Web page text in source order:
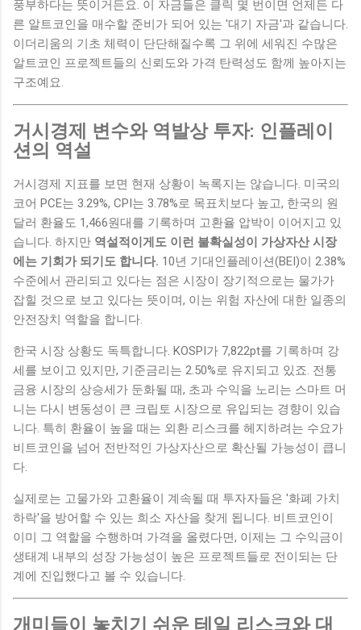
풍부하다는 뜻이거든요. 이 자금들은 클릭 몇 번이면 언제든 다
른 알트코인을 매수할 준비가 되어 있는 '대기 자금'과 같습니다.
이더리움의 기초 체력이 단단해질수록 그 위에 세워진 수많은
알트코인 프로젝트들의 신뢰도와 가격 탄력성도 함께 높아지는
구조예요.
거시경제 변수와 역발상 투자: 인플레이
션의 역설
거시경제 지표를 보면 현재 상황이 녹록지는 않습니다. 미국의
코어 PCE는 3.29%, CPI는 3.78%로 목표치보다 높고, 한국의 원
달러 환율도 1,466원대를 기록하며 고환율 압박이 이어지고 있
습니다. 하지만 역설적이게도 이런 불확실성이 가상자산 시장
에는 기회가 되기도 합니다. 10년 기대인플레이션(BEI)이 2.38%
수준에서 관리되고 있다는 점은 시장이 장기적으로는 물가가
잡힐 것으로 보고 있다는 뜻이며, 이는 위험 자산에 대한 일종의
안전장치 역할을 합니다.
한국 시장 상황도 독특합니다. KOSPI가 7,822pt를 기록하며 강
세를 보이고 있지만, 기준금리는 2.50%로 유지되고 있죠. 전통
금융 시장의 상승세가 둔화될 때, 초과 수익을 노리는 스마트 머
니는 다시 변동성이 큰 크립토 시장으로 유입되는 경향이 있습
니다. 특히 환율이 높을 때는 외환 리스크를 헤지하려는 수요가
비트코인을 넘어 전반적인 가상자산으로 확산될 가능성이 큽니
다.
실제로는 고물가와 고환율이 계속될 때 투자자들은 '화폐 가치
하락'을 방어할 수 있는 희소 자산을 찾게 됩니다. 비트코인이
이미 그 역할을 수행하며 가격을 올렸다면, 이제는 그 수익금이
생태계 내부의 성장 가능성이 높은 프로젝트들로 전이되는 단
계에 진입했다고 볼 수 있습니다.
개미들이 놓치기 쉬운 테일 리스크와 대